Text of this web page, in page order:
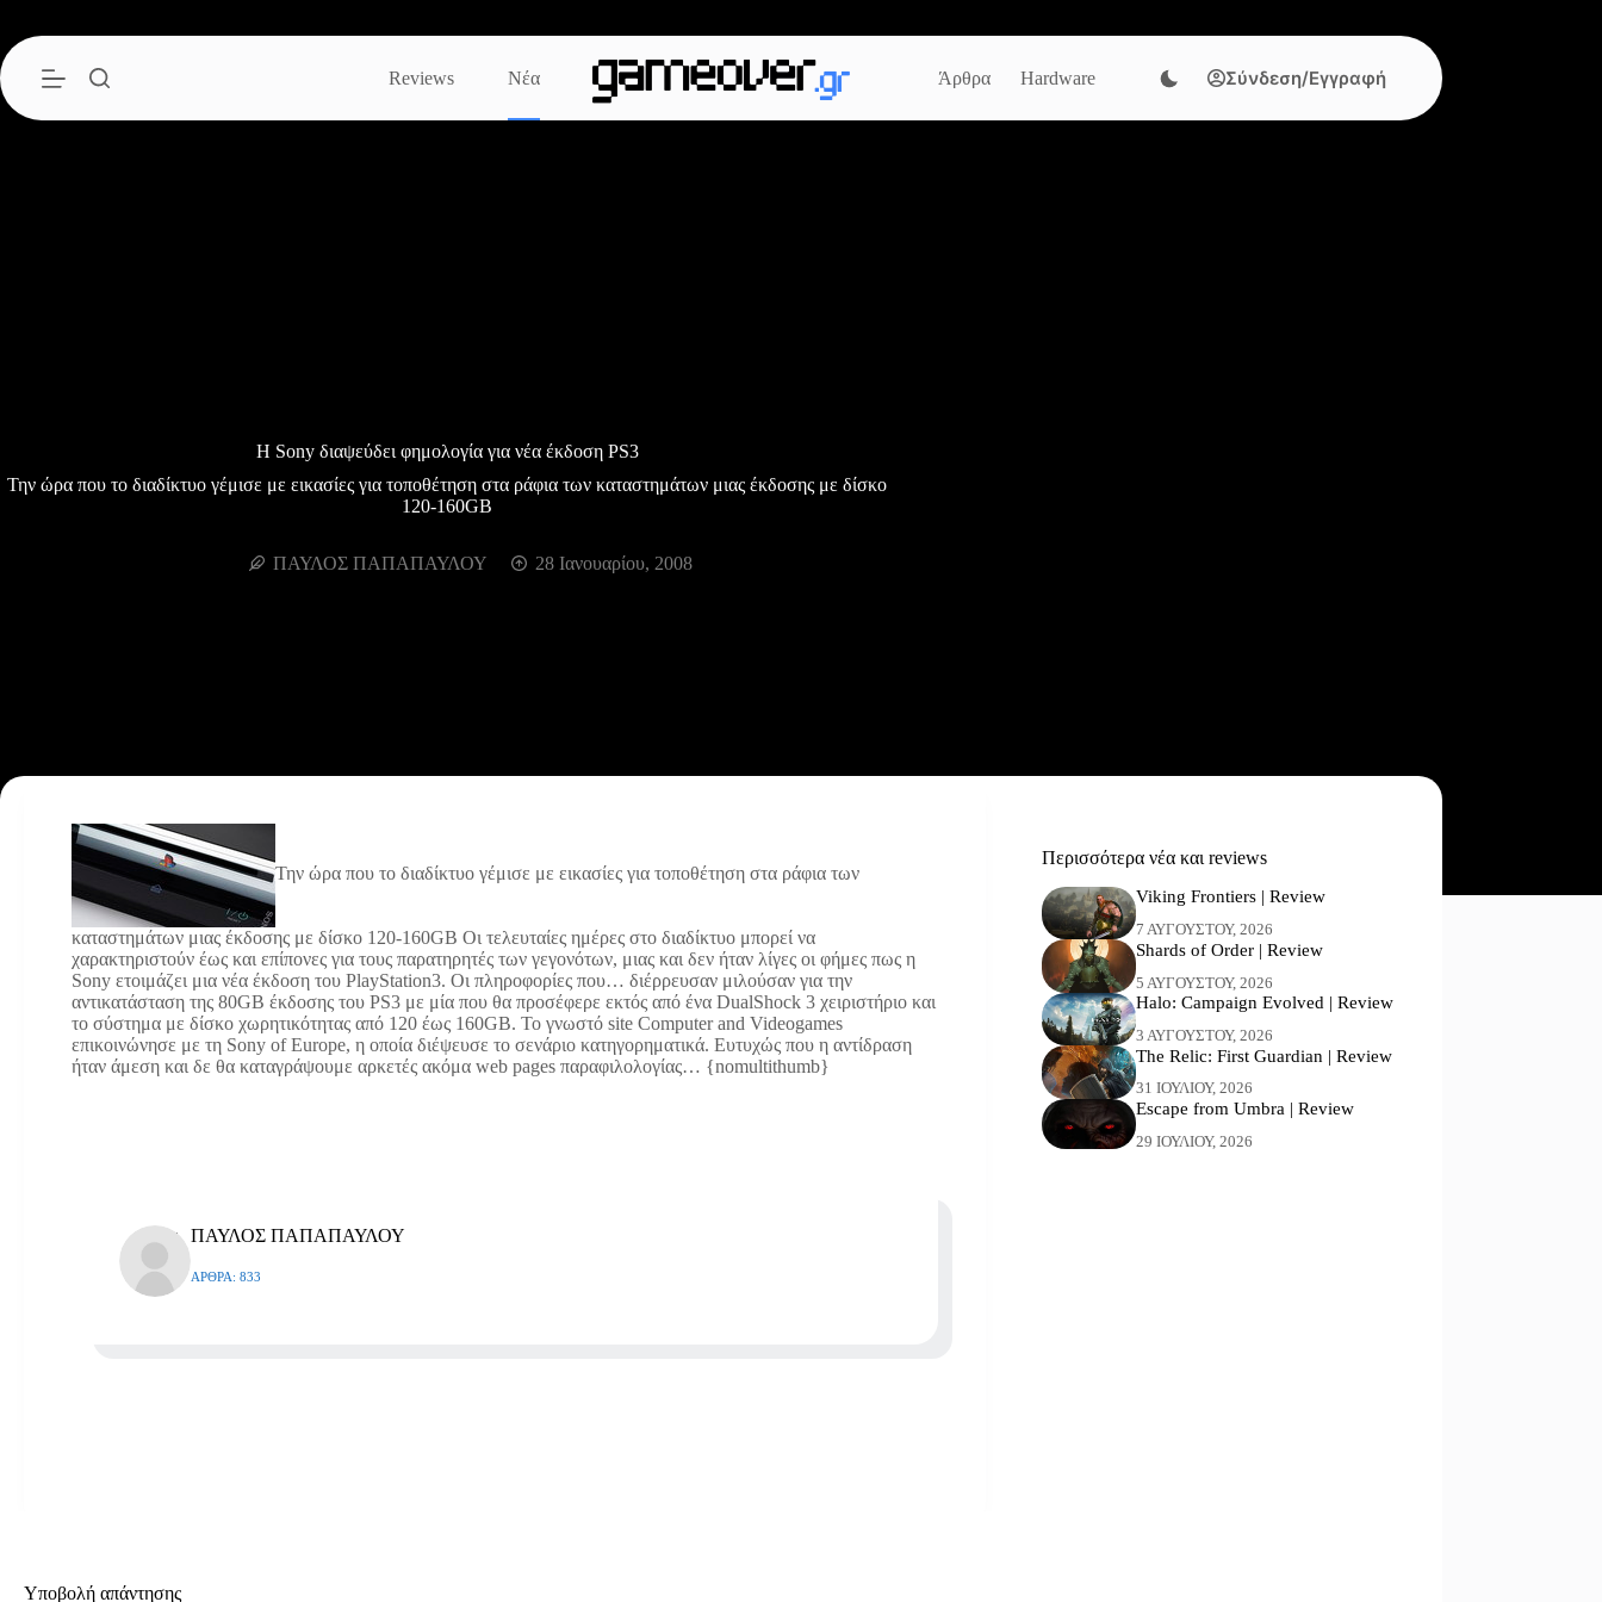
περιεχόμενο
Reviews
Νέα Άρθρα Hardware Σύνδεση/Εγγραφή
Η Sony διαψεύδει φημολογία για νέα έκδοση PS3
Την ώρα που το διαδίκτυο γέμισε με εικασίες για τοποθέτηση στα ράφια των καταστημάτων μιας έκδοσης με δίσκο
120-160GB
ΠΑΥΛΟΣ ΠΑΠΑΠΑΥΛΟΥ 28 Ιανουαρίου, 2008
Την ώρα που το διαδίκτυο γέμισε με εικασίες για τοποθέτηση στα ράφια των
καταστημάτων μιας έκδοσης με δίσκο 120-160GB Οι τελευταίες ημέρες στο διαδίκτυο μπορεί να
χαρακτηριστούν έως και επίπονες για τους παρατηρητές των γεγονότων, μιας και δεν ήταν λίγες οι φήμες πως η
Sony ετοιμάζει μια νέα έκδοση του PlayStation3. Οι πληροφορίες που… διέρρευσαν μιλούσαν για την
αντικατάσταση της 80GB έκδοσης του PS3 με μία που θα προσέφερε εκτός από ένα DualShock 3 χειριστήριο και
το σύστημα με δίσκο χωρητικότητας από 120 έως 160GB. Το γνωστό site Computer and Videogames
επικοινώνησε με τη Sony of Europe, η οποία διέψευσε το σενάριο κατηγορηματικά. Ευτυχώς που η αντίδραση
ήταν άμεση και δε θα καταγράψουμε αρκετές ακόμα web pages παραφιλολογίας… {nomultithumb}
ΠΑΥΛΟΣ ΠΑΠΑΠΑΥΛΟΥ
ΆΡΘΡΑ: 833
Περισσότερα νέα και reviews
Viking Frontiers | Review
7 ΑΥΓΟΎΣΤΟΥ, 2026
Shards of Order | Review
5 ΑΥΓΟΎΣΤΟΥ, 2026
Halo: Campaign Evolved | Review
3 ΑΥΓΟΎΣΤΟΥ, 2026
The Relic: First Guardian | Review
31 ΙΟΥΛΊΟΥ, 2026
Escape from Umbra | Review
29 ΙΟΥΛΊΟΥ, 2026
Υποβολή απάντησης